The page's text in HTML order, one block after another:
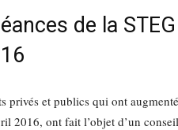
de la
privés et publics qui ont
2016, ont fait l’objet d’un